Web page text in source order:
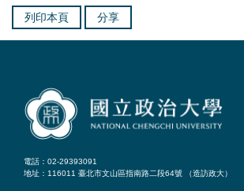
列印本頁 分享
電話：02-29393091
地址：116011 臺北市文山區指南路二段64號 （造訪政大）